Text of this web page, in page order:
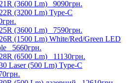
(3600 Lm) 9090грн.
(3200 Lm) Type-C
(3600 Lm) 7590грн.
(1500 Lm) White/Red/Green LED
5660грн.
(6500 Lm) 11130грн.
Laser (500 Lm) Type-C